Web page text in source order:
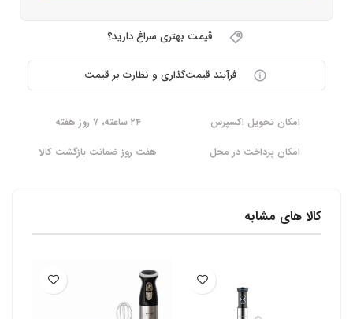
قیمت بهتری سراغ دارید؟
فرآیند قیمت‌گذاری و نظارت بر قیمت
امکان تحویل اکسپرس
۲۴ ساعته، ۷ روز هفته
امکان پرداخت در محل
هفت روز ضمانت بازگشت کالا
کالا های مشابه